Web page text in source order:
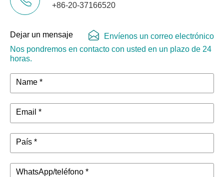
+86-20-37166520
Dejar un mensaje
Nos pondremos en contacto con usted en un plazo de 24
horas.
Envíenos un correo electrónico
Name *
Email *
País *
WhatsApp/teléfono *